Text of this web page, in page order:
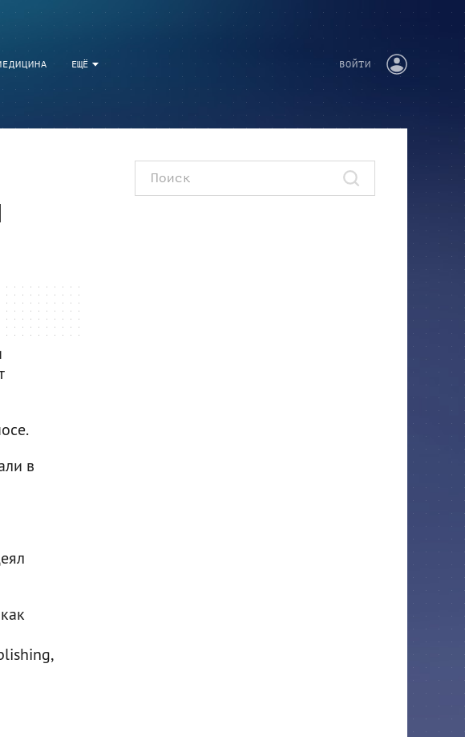
ЕЩЁ ВОЙТИ
в